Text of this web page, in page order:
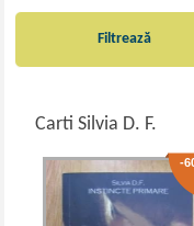
Filtrează
Carti Silvia D. F.
-